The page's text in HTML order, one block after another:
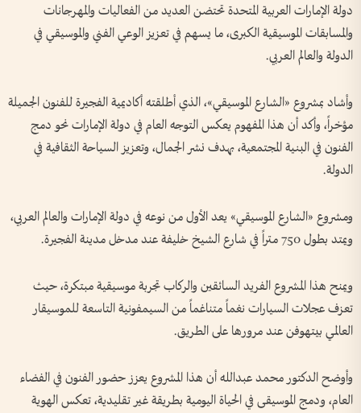
دولة الإمارات العربية المتحدة تحتضن العديد من الفعاليات والمهرجانات
والمسابقات الموسيقية الكبرى، ما يسهم في تعزيز الوعي الفني والموسيقي في
الدولة والعالم العربي.
وأشاد بمشروع «الشارع الموسيقي»، الذي أطلقته أكاديمية الفجيرة للفنون الجميلة
مؤخراً، وأكد أن هذا المفهوم يعكس التوجه العام في دولة الإمارات نحو دمج
الفنون في البنية المجتمعية، بهدف نشر الجمال، وتعزيز السياحة الثقافية في
الدولة.
ومشروع «الشارع الموسيقي» يعد الأول من نوعه في دولة الإمارات والعالم العربي،
ويمتد بطول 750 متراً في شارع الشيخ خليفة عند مدخل مدينة الفجيرة.
ويمنح هذا المشروع الفريد السائقين والركاب تجربة موسيقية مبتكرة، حيث
تعزف عجلات السيارات نغماً متناغماً من السيمفونية التاسعة للموسيقار
العالمي بيتهوفن عند مرورها على الطريق.
وأوضح الدكتور محمد عبدالله أن هذا المشروع يعزز حضور الفنون في الفضاء
العام، ودمج الموسيقى في الحياة اليومية بطريقة غير تقليدية، تعكس الهوية